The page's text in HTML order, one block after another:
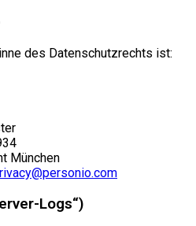
des Datenschutzrechts ist:
München
Logs“)